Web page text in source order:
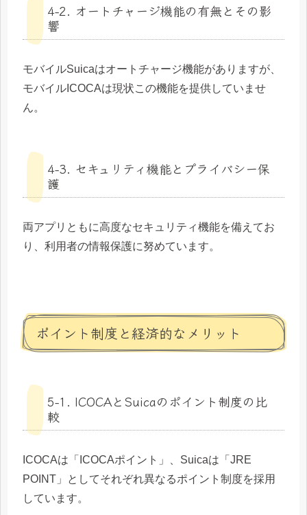
4-2. オートチャージ機能の有無とその影
響
モバイルSuicaはオートチャージ機能がありますが、
モバイルICOCAは現状この機能を提供していませ
ん。
4-3. セキュリティ機能とプライバシー保
護
両アプリともに高度なセキュリティ機能を備えてお
り、利用者の情報保護に努めています。
ポイント制度と経済的なメリット
5-1. ICOCAとSuicaのポイント制度の比
較
ICOCAは「ICOCAポイント」、Suicaは「JRE
POINT」としてそれぞれ異なるポイント制度を採用
しています。